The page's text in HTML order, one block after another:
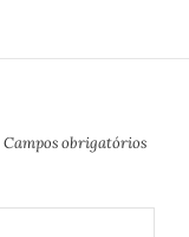
Campos obrigatórios